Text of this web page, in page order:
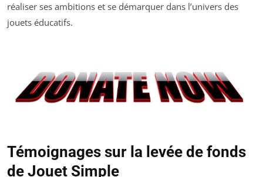
réaliser ses ambitions et se démarquer dans l’univers des
jouets éducatifs.
Témoignages sur la levée de fonds
de Jouet Simple